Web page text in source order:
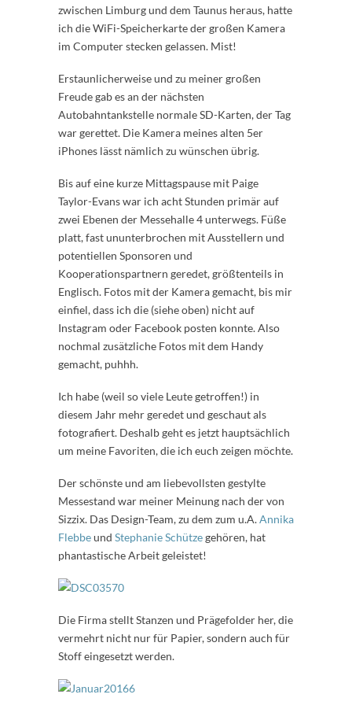
zwischen Limburg und dem Taunus heraus, hatte
ich die WiFi-Speicherkarte der großen Kamera
im Computer stecken gelassen. Mist!
Erstaunlicherweise und zu meiner großen
Freude gab es an der nächsten
Autobahntankstelle normale SD-Karten, der Tag
war gerettet. Die Kamera meines alten 5er
iPhones lässt nämlich zu wünschen übrig.
Bis auf eine kurze Mittagspause mit Paige
Taylor-Evans war ich acht Stunden primär auf
zwei Ebenen der Messehalle 4 unterwegs. Füße
platt, fast ununterbrochen mit Ausstellern und
potentiellen Sponsoren und
Kooperationspartnern geredet, größtenteils in
Englisch. Fotos mit der Kamera gemacht, bis mir
einfiel, dass ich die (siehe oben) nicht auf
Instagram oder Facebook posten konnte. Also
nochmal zusätzliche Fotos mit dem Handy
gemacht, puhhh.
Ich habe (weil so viele Leute getroffen!) in
diesem Jahr mehr geredet und geschaut als
fotografiert. Deshalb geht es jetzt hauptsächlich
um meine Favoriten, die ich euch zeigen möchte.
Der schönste und am liebevollsten gestylte
Messestand war meiner Meinung nach der von
Sizzix. Das Design-Team, zu dem zum u.A.Annika
Flebbeund Stephanie Schützegehören, hat
phantastische Arbeit geleistet!
Die Firma stellt Stanzen und Prägefolder her, die
vermehrt nicht nur für Papier, sondern auch für
Stoff eingesetzt werden.